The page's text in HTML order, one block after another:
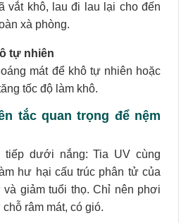
vắt khô, lau đi lau lại cho đến
xà phòng.
tự nhiên
mát để khô tự nhiên hoặc
tốc độ làm khô.
tắc quan trọng để nệm
tiếp dưới nắng: Tia UV cùng
hư hại cấu trúc phân tử của
giảm tuổi thọ. Chỉ nên phơi
râm mát, có gió.